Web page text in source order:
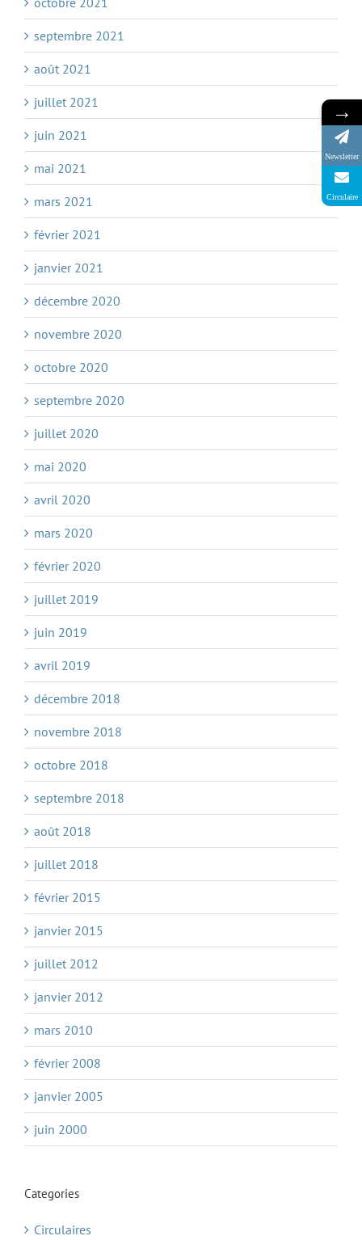
septembre 2021
août 2021
juillet 2021
juin 2021
mai 2021
mars 2021
février 2021
janvier 2021
décembre 2020
novembre 2020
octobre 2020
septembre 2020
juillet 2020
mai 2020
avril 2020
mars 2020
février 2020
juillet 2019
juin 2019
avril 2019
décembre 2018
novembre 2018
octobre 2018
septembre 2018
août 2018
juillet 2018
février 2015
janvier 2015
juillet 2012
janvier 2012
mars 2010
février 2008
janvier 2005
juin 2000
Categories
Circulaires
→
Newsletter
Circulaire